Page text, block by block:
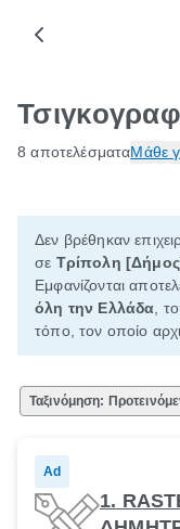
8 αποτελέσματαΜάθε
Δεν βρέθηκαν
σε Τρίπολη
Εμφανίζονται
όλη την Ελλάδα ,
τόπο, τον οποίο
Ταξινόμηση:
Ad
1.